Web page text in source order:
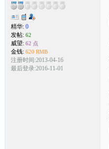
精华: 0
发帖: 62
威望: 62 点
金钱: 620 RMB
注册时间:2013-04-16
最后登录:2016-11-01